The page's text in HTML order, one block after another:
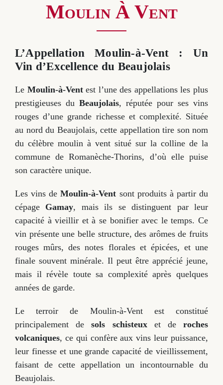
Moulin À Vent
L’Appellation Moulin-à-Vent : Un
Vin d’Excellence du Beaujolais
Le Moulin-à-Ventest l’une des appellations les plus
prestigieuses du Beaujolais, réputée pour ses vins
rouges d’une grande richesse et complexité. Située
au nord du Beaujolais, cette appellation tire son nom
du célèbre moulin à vent situé sur la colline de la
commune de Romanèche-Thorins, d’où elle puise
son caractère unique.
Les vins deMoulin-à-Vent sont produits à partir du
cépage Gamay, mais ils se distinguent par leur
capacité à vieillir et à se bonifier avec le temps. Ce
vin présente une belle structure, des arômes de fruits
rouges mûrs, des notes florales et épicées, et une
finale souvent minérale. Il peut être apprécié jeune,
mais il révèle toute sa complexité après quelques
années de garde.
Le terroir de Moulin-à-Vent est constitué
principalement desols schisteuxet deroches
volcaniques, ce qui confère aux vins leur puissance,
leur finesse et une grande capacité de vieillissement,
faisant de cette appellation un incontournable du
Beaujolais.